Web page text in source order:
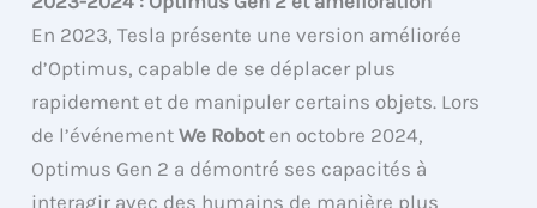
En 2023, Tesla présente une version améliorée
d’Optimus, capable de se déplacer plus
rapidement et de manipuler certains objets. Lors
de l’événementWe Roboten octobre 2024,
Optimus Gen 2 a démontré ses capacités à
interagir avec des humains de manière plus